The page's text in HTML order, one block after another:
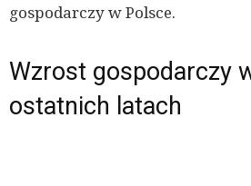
gospodarczy w Polsce.
Wzrost gospodarczy
ostatnich latach